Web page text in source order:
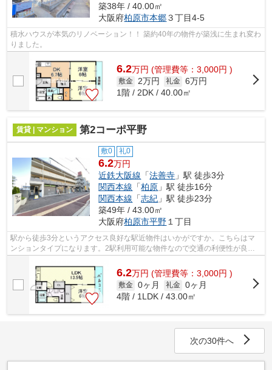
築38年 / 40.00㎡
大阪府柏原市本郷３丁目4-5
積水ハウスが本気のリノベーション！！ 築約40年の物件が築浅に生まれ変わ
りました。
6.2万円 (管理費等：3,000円 )
敷金 2万円 礼金 6万円
1階 / 2DK / 40.00㎡
賃貸 | マンション 第2コーポ平野
敷0 礼0
6.2万円
近鉄大阪線 「法善寺 」駅 徒歩3分
関西本線 「柏原 」駅 徒歩16分
関西本線 「志紀 」駅 徒歩23分
築49年 / 43.00㎡
大阪府柏原市平野 １丁目
駅から徒歩3分というアクセス良好な駅近物件はいかがですか。こちらはマ
ンションタイプになります。2駅利用可能な物件なので交通の利便性が良い
のが魅力です。当社スタッフが地域の賃...
6.2万円 (管理費等：3,000円 )
敷金 0ヶ月 礼金 0ヶ月
4階 / 1LDK / 43.00㎡
次の30件へ